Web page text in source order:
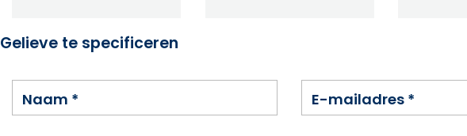
Gelieve te specificeren
Naam * E-mailadres *